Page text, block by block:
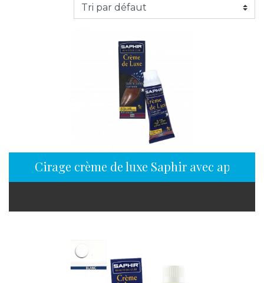
Cirage crème de luxe Saphir avec